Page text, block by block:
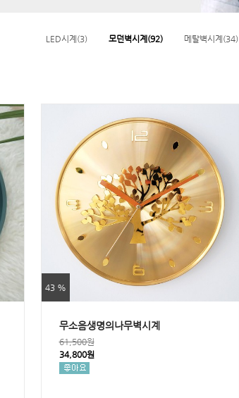
LED시계(3) 모던벽시계(92) 메탈벽시계(34)
43 %
무소음생명의나무벽시계
61,500원
34,800원